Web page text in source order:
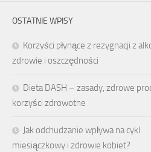
OSTATNIE WPISY
Korzyści płynące z rezygnacji z
zdrowie i oszczędności
Dieta DASH – zasady, zdrowe
korzyści zdrowotne
Jak odchudzanie wpływa na cykl
miesiączkowy i zdrowie kobiet?